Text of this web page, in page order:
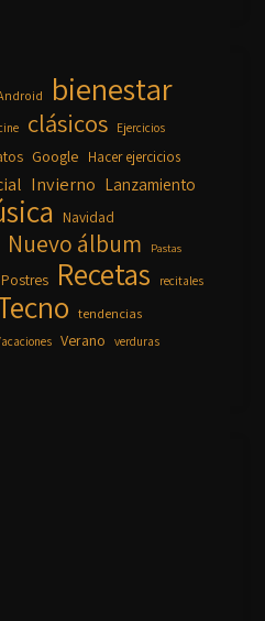
bienestar
clásicos Ejercicios
Google Hacer ejercicios
Invierno Lanzamiento
Navidad
Nuevo álbum Pastas
Postres Recetas recitales
tendencias
Verano verduras